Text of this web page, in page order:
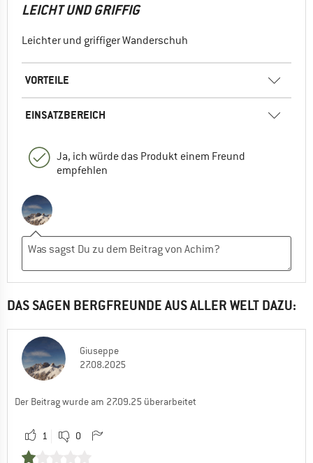
LEICHT UND GRIFFIG
Leichter und griffiger Wanderschuh
VORTEILE
EINSATZBEREICH
Ja, ich würde das Produkt einem Freund
empfehlen
DAS SAGEN BERGFREUNDE AUS ALLER WELT DAZU:
Giuseppe
27.08.2025
Der Beitrag wurde am 27.09.25 überarbeitet
1 0